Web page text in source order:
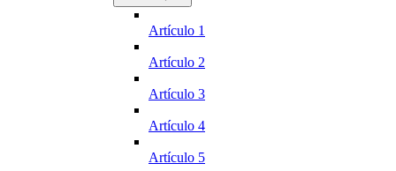
Artículo 1
Artículo 2
Artículo 3
Artículo 4
Artículo 5